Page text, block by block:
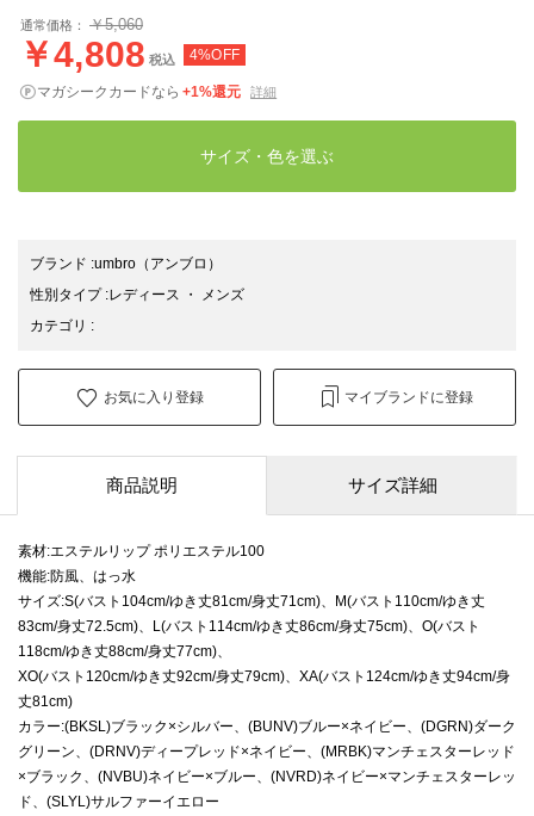
通常価格： ￥5,060
￥4,808 税込 4%OFF
マガシークカードなら +1%還元 詳細
サイズ・色を選ぶ
ブランド :umbro （アンブロ）
性別タイプ:レディース ・
メンズ
カテゴリ :
お気に入り登録 マイブランドに登録
商品説明 サイズ詳細
素材:エステルリップ ポリエステル100
機能:防風、はっ水
サイズ:S(バスト104cm/ゆき丈81cm/身丈71cm)、M(バスト110cm/ゆき丈
83cm/身丈72.5cm)、L(バスト114cm/ゆき丈86cm/身丈75cm)、O(バスト
118cm/ゆき丈88cm/身丈77cm)、
XO(バスト120cm/ゆき丈92cm/身丈79cm)、XA(バスト124cm/ゆき丈94cm/身
丈81cm)
カラー:(BKSL)ブラック×シルバー、(BUNV)ブルー×ネイビー、(DGRN)ダーク
グリーン、(DRNV)ディープレッド×ネイビー、(MRBK)マンチェスターレッド
×ブラック、(NVBU)ネイビー×ブルー、(NVRD)ネイビー×マンチェスターレッ
ド、(SLYL)サルファーイエロー